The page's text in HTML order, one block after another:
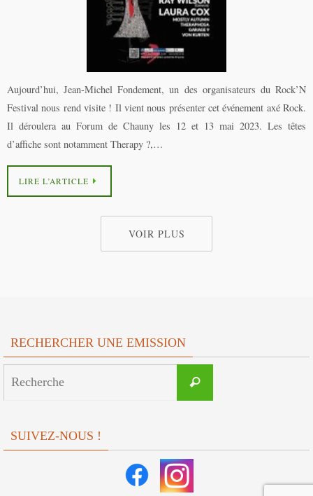
Aujourd’hui, Jean-Michel Fondement, un des organisateurs du Rock’N
Festival nous rend visite ! Il vient nous présenter cet événement axé Rock.
Il déroulera au Forum de Chauny les 12 et 13 mai 2023. Les têtes
d’affiche sont notamment Therapy ?,…
LIRE L’ARTICLE
VOIR PLUS
RECHERCHER UNE EMISSION
Recherche
SUIVEZ-NOUS !